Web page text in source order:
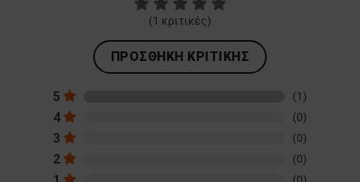
(1 κριτικές)
ΠΡΟΣΘΉΚΗ ΚΡΙΤΙΚΉΣ
5 (1)
4 (0)
3 (0)
2 (0)